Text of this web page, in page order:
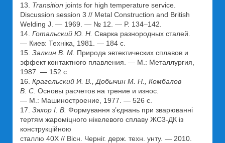
13. Transition joints for high temperature service.
Discussion session 3 // Metal Construction and British
Welding J. — 1969. — № 12. — P. 134–142.
14. Готальский Ю. Н. Сварка разнородных сталей.
— Киев: Техніка, 1981. — 184 с.
15. Залкин В. М. Природа эвтектических сплавов и
эффект контактного плавления. — М.: Металлургия,
1987. — 152 с.
16. Крагельский И. В., Добычин М. Н., Комбалов
В. С. Основы расчетов на трение и износ.
— М.: Машиностроение, 1977. — 526 с.
17. Зяхор І. В. Формування з’єднань при зварюванні
тертям жароміцного нікелевого сплаву ЖС3-ДК із
конструкційною
сталлю 40Х // Вісн. Черніг. держ. техн. унту. — 2010.